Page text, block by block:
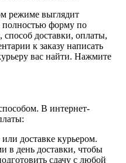
режиме выглядит
полностью форму по
способ доставки, оплаты,
к заказу написать
вас найти. Нажмите
В интернет-
доставке курьером.
в день доставки, чтобы
сдачу с любой